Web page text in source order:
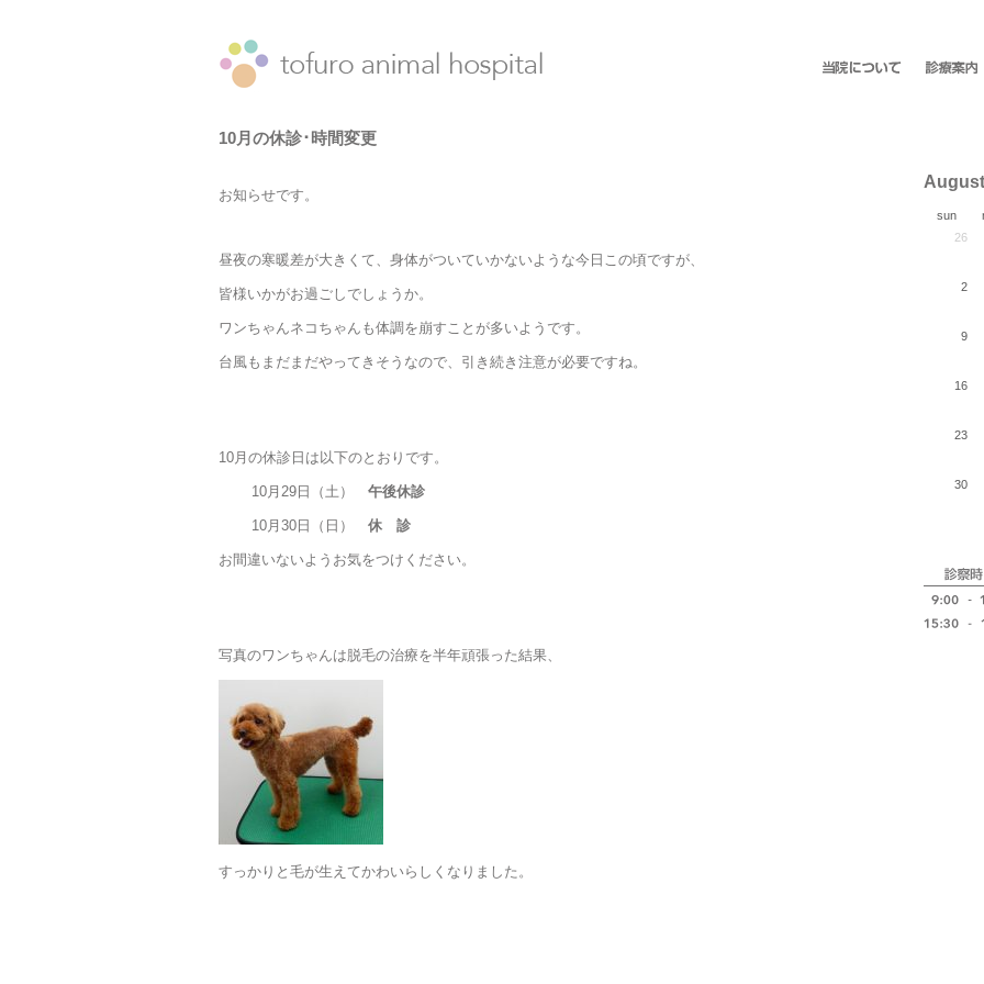
10月の休診･時間変更
お知らせです。
昼夜の寒暖差が大きくて、身体がついていかないような今日この頃ですが、
皆様いかがお過ごしでしょうか。
ワンちゃんネコちゃんも体調を崩すことが多いようです。
台風もまだまだやってきそうなので、引き続き注意が必要ですね。
10月の休診日は以下のとおりです。
10月29日（土） 午後休診
10月30日（日） 休 診
お間違いないようお気をつけください。
写真のワンちゃんは脱毛の治療を半年頑張った結果、
すっかりと毛が生えてかわいらしくなりました。
sun
26
2
9
16
23
30